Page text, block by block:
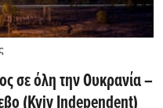
σε όλη την Ουκρανία –
(Kyiv Independent)